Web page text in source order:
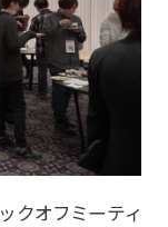
クオフミーティ